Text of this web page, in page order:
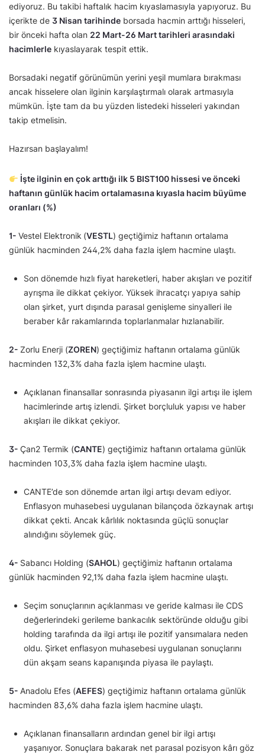
ediyoruz. Bu takibi haftalık hacim kıyaslamasıyla yapıyoruz. Bu
içerikte de 3 Nisan tarihinde borsada hacmin arttığı hisseleri,
bir önceki hafta olan 22 Mart-26 Mart tarihleri arasındaki
hacimlerle kıyaslayarak tespit ettik.
Borsadaki negatif görünümün yerini yeşil mumlara bırakması
ancak hisselere olan ilginin karşılaştırmalı olarak artmasıyla
mümkün. İşte tam da bu yüzden listedeki hisseleri yakından
takip etmelisin.
Hazırsan başlayalım!
İşte ilginin en çok arttığı ilk 5 BIST100 hissesi ve önceki
haftanın günlük hacim ortalamasına kıyasla hacim büyüme
oranları (%)
1- Vestel Elektronik (VESTL) geçtiğimiz haftanın ortalama
günlük hacminden 244,2% daha fazla işlem hacmine ulaştı.
Son dönemde hızlı fiyat hareketleri, haber akışları ve pozitif
ayrışma ile dikkat çekiyor. Yüksek ihracatçı yapıya sahip
olan şirket, yurt dışında parasal genişleme sinyalleri ile
beraber kâr rakamlarında toplarlanmalar hızlanabilir.
2- Zorlu Enerji (ZOREN) geçtiğimiz haftanın ortalama günlük
hacminden 132,3% daha fazla işlem hacmine ulaştı.
Açıklanan finansallar sonrasında piyasanın ilgi artışı ile işlem
hacimlerinde artış izlendi. Şirket borçluluk yapısı ve haber
akışları ile dikkat çekiyor.
3- Çan2 Termik (CANTE) geçtiğimiz haftanın ortalama günlük
hacminden 103,3% daha fazla işlem hacmine ulaştı.
CANTE’de son dönemde artan ilgi artışı devam ediyor.
Enflasyon muhasebesi uygulanan bilançoda özkaynak artışı
dikkat çekti. Ancak kârlılık noktasında güçlü sonuçlar
alındığını söylemek güç.
4- Sabancı Holding (SAHOL) geçtiğimiz haftanın ortalama
günlük hacminden 92,1% daha fazla işlem hacmine ulaştı.
Seçim sonuçlarının açıklanması ve geride kalması ile CDS
değerlerindeki gerileme bankacılık sektöründe olduğu gibi
holding tarafında da ilgi artışı ile pozitif yansımalara neden
oldu. Şirket enflasyon muhasebesi uygulanan sonuçlarını
dün akşam seans kapanışında piyasa ile paylaştı.
5- Anadolu Efes (AEFES) geçtiğimiz haftanın ortalama günlük
hacminden 83,6% daha fazla işlem hacmine ulaştı.
Açıklanan finansalların ardından genel bir ilgi artışı
yaşanıyor. Sonuçlara bakarak net parasal pozisyon kârı göz